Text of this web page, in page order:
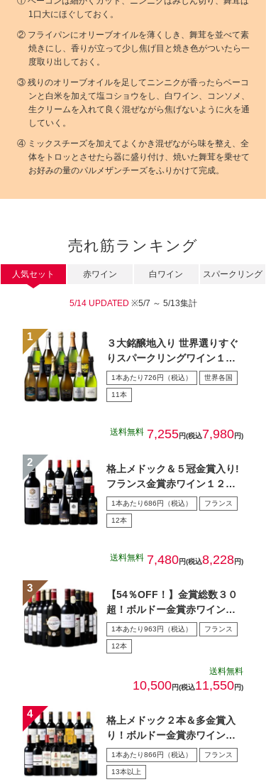
1口大にほぐしておく。
② フライパンにオリーブオイルを薄くしき、舞茸を並べて素
焼きにし、香りが立って少し焦げ目と焼き色がついたら一
度取り出しておく。
③ 残りのオリーブオイルを足してニンニクが香ったらベーコ
ンと白米を加えて塩コショウをし、白ワイン、コンソメ、
生クリームを入れて良く混ぜながら焦げないように火を通
していく。
④ ミックスチーズを加えてよくかき混ぜながら味を整え、全
体をトロッとさせたら器に盛り付け、焼いた舞茸を乗せて
お好みの量のパルメザンチーズをふりかけて完成。
売れ筋ランキング
人気セット
5/14 UPDATED ※5/7 ～ 5/13集計
３大銘醸地入り 世界選りすぐ
りスパークリングワイン１１
本セット 第４３弾
1本あたり726円（税込） 世界各国
11本
送料無料 7,255円(税込7,980円)
格上メドック＆５冠金賞入り!
フランス金賞赤ワイン１２本
セット 第１０８弾
1本あたり686円（税込） フランス
12本
送料無料 7,480円(税込8,228円)
【54％OFF！】金賞総数３０
超！ボルドー金賞赤ワイン１
２本セット 第１5弾
1本あたり963円（税込） フランス
12本
送料無料
10,500円(税込11,550円)
格上メドック２本＆多金賞入
り！ボルドー金賞赤ワイン１
５本セット 第28弾
1本あたり866円（税込） フランス
13本以上
赤ワイン 白ワイン スパークリング